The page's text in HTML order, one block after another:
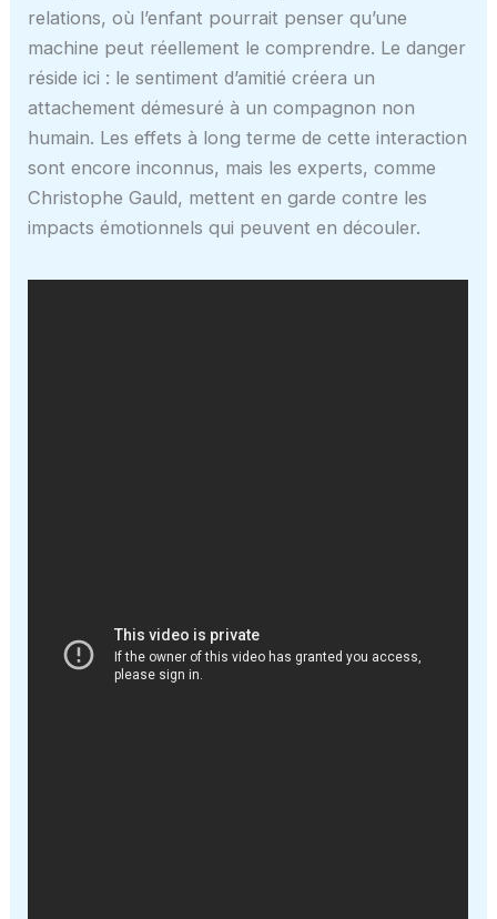
relations, où l’enfant pourrait penser qu’une
machine peut réellement le comprendre. Le danger
réside ici : le sentiment d’amitié créera un
attachement démesuré à un compagnon non
humain. Les effets à long terme de cette interaction
sont encore inconnus, mais les experts, comme
Christophe Gauld, mettent en garde contre les
impacts émotionnels qui peuvent en découler.